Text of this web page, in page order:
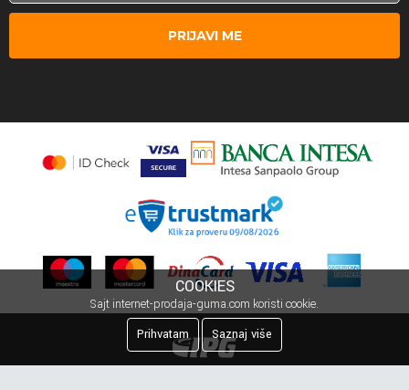
PRIJAVI ME
COOKIES
Sajt internet-prodaja-guma.com koristi cookie.
Prihvatam
Saznaj više